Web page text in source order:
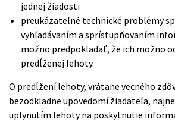
jednej žiadosti
preukázateľné technické problémy
vyhľadávaním a sprístupňovaním
možno predpokladať, že ich možno
predĺženej lehoty.
O predĺžení lehoty, vrátane vecného
bezodkladne upovedomí žiadateľa,
uplynutím lehoty na poskytnutie